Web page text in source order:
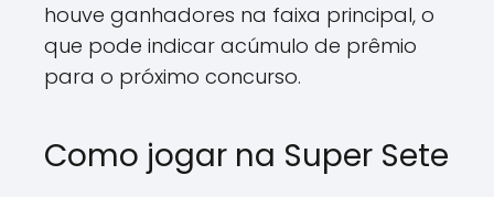
houve ganhadores na faixa principal, o
que pode indicar acúmulo de prêmio
para o próximo concurso.
Como jogar na Super Sete